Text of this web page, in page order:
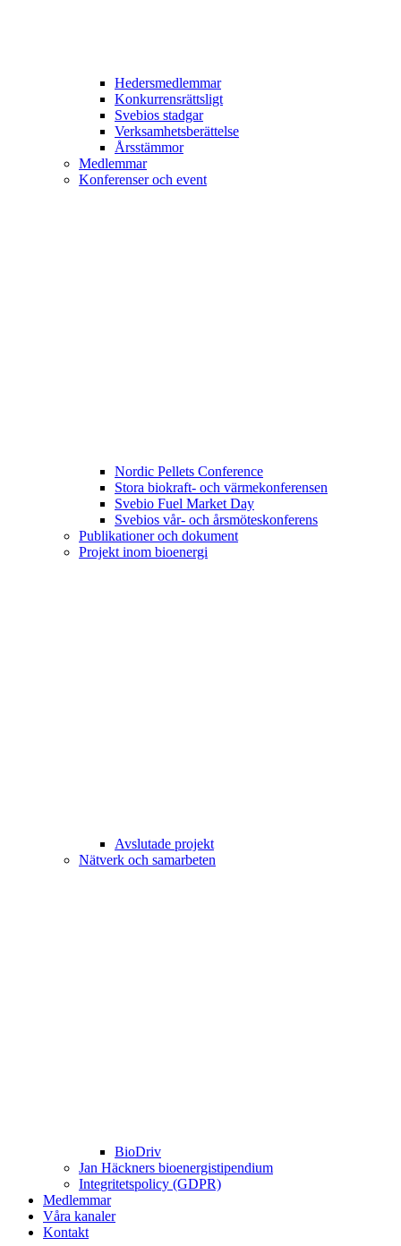
Hedersmedlemmar
Konkurrensrättsligt
Svebios stadgar
Verksamhetsberättelse
Årsstämmor
Medlemmar
Konferenser och event
Nordic Pellets Conference
Stora biokraft- och värmekonferensen
Svebio Fuel Market Day
Svebios vår- och årsmöteskonferens
Publikationer och dokument
Projekt inom bioenergi
Avslutade projekt
Nätverk och samarbeten
BioDriv
Jan Häckners bioenergistipendium
Integritetspolicy (GDPR)
Medlemmar
Våra kanaler
Kontakt